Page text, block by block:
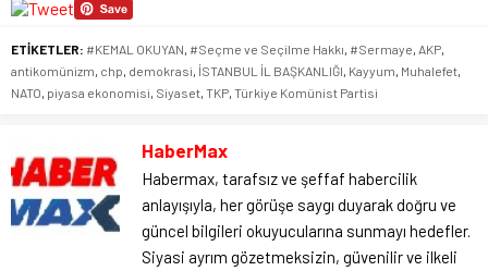
ETİKETLER: #KEMAL OKUYAN, #Seçme ve Seçilme Hakkı, #Sermaye, AKP,
antikomünizm, chp, demokrasi, İSTANBUL İL BAŞKANLIĞI, Kayyum, Muhalefet,
NATO, piyasa ekonomisi, Siyaset, TKP, Türkiye Komünist Partisi
HaberMax
Habermax, tarafsız ve şeffaf habercilik
anlayışıyla, her görüşe saygı duyarak doğru ve
güncel bilgileri okuyucularına sunmayı hedefler.
Siyasi ayrım gözetmeksizin, güvenilir ve ilkeli